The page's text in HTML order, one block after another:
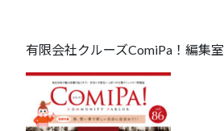
有限会社クルーズComiPa！編集室